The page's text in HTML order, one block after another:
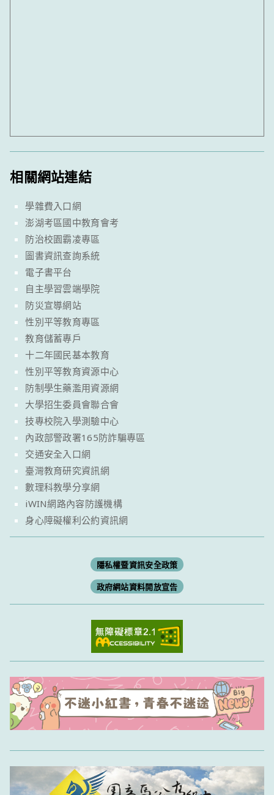
相關網站連結
學雜費入口網
澎湖考區國中教育會考
防治校園霸凌專區
圖書資訊查詢系統
電子書平台
自主學習雲端學院
防災宣導網站
性別平等教育專區
教育儲蓄專戶
十二年國民基本教育
性別平等教育資源中心
防制學生藥濫用資源網
大學招生委員會聯合會
技專校院入學測驗中心
內政部警政署165防詐騙專區
交通安全入口網
臺灣教育研究資訊網
數理科教學分享網
iWIN網路內容防護機構
身心障礙權利公約資訊網
隱私權暨資訊安全政策
政府網站資料開放宣告